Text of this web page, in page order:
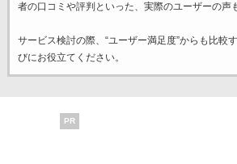
者の口コミや評判といった、実際のユーザーの声
サービス検討の際、“ユーザー満足度”からも比較
びにお役立てください。
PR